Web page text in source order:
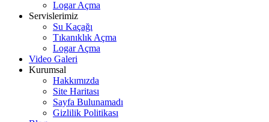
Logar Açma
Servislerimiz
Su Kaçağı
Tıkanıklık Açma
Logar Açma
Video Galeri
Kurumsal
Hakkımızda
Site Haritası
Sayfa Bulunamadı
Gizlilik Politikası